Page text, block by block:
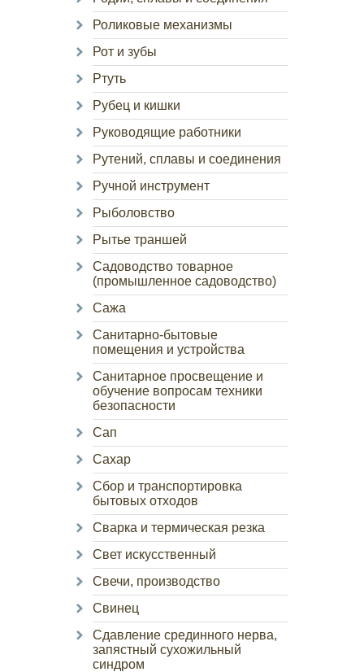
Роликовые механизмы
Рот и зубы
Ртуть
Рубец и кишки
Руководящие работники
Рутений, сплавы и соединения
Ручной инструмент
Рыболовство
Рытье траншей
Садоводство товарное
(промышленное садоводство)
Сажа
Санитарно-бытовые
помещения и устройства
Санитарное просвещение и
обучение вопросам техники
безопасности
Сап
Сахар
Сбор и транспортировка
бытовых отходов
Сварка и термическая резка
Свет искусственный
Свечи, производство
Свинец
Сдавление срединного нерва,
запястный сухожильный
синдром